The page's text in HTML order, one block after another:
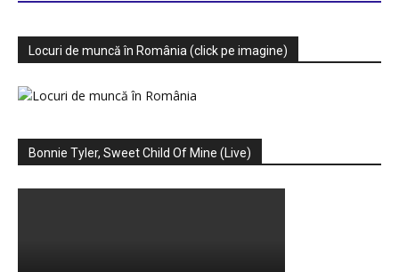
Locuri de muncă în România (click pe imagine)
Bonnie Tyler, Sweet Child Of Mine (Live)